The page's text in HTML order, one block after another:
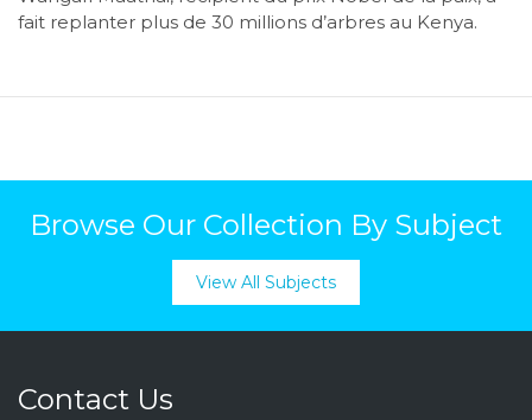
fait replanter plus de 30 millions d’arbres au Kenya.
Browse Our Collection By Subject
View All Subjects
Contact Us